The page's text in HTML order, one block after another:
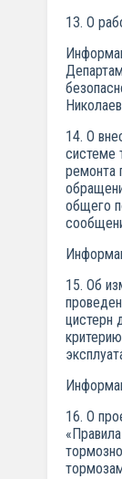
13. О
14. О
системе
ремонта
общего
15. Об
цистерн
16. О